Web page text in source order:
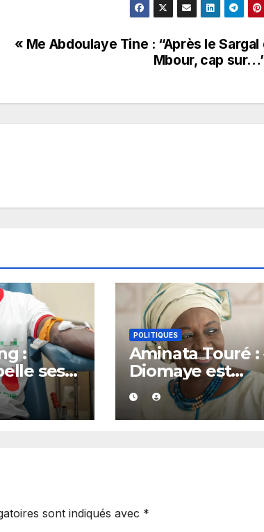
« Me Abdoulaye Tine : “Après le Sargal
Mbour, cap
:
ses
et
à
POLITIQUES
Aminata Touré :
Diomaye est
majoritaire, il
dispose de plus
la moitié des
sont indiqués avec *